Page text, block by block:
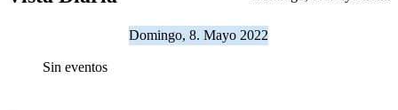
Domingo, 8. Mayo 2022
Sin eventos